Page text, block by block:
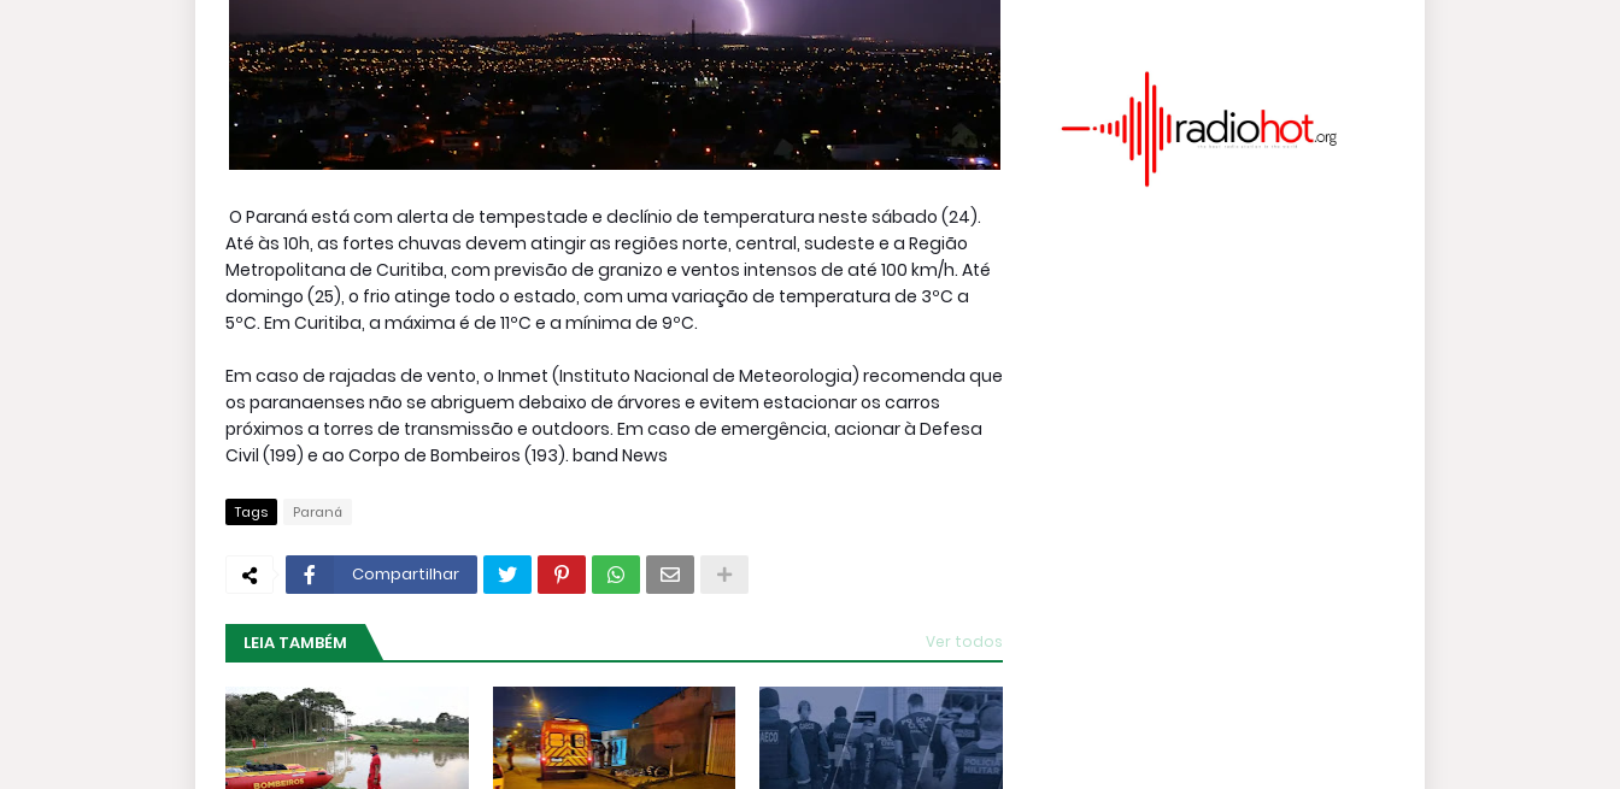
O Paraná está com alerta de tempestade e declínio de temperatura neste sábado (24).
Até às 10h, as fortes chuvas devem atingir as regiões norte, central, sudeste e a Região
Metropolitana de Curitiba, com previsão de granizo e ventos intensos de até 100 km/h. Até
domingo (25), o frio atinge todo o estado, com uma variação de temperatura de 3ºC a
5ºC. Em Curitiba, a máxima é de 11ºC e a mínima de 9ºC.
Em caso de rajadas de vento, o Inmet (Instituto Nacional de Meteorologia) recomenda que
os paranaenses não se abriguem debaixo de árvores e evitem estacionar os carros
próximos a torres de transmissão e outdoors. Em caso de emergência, acionar à Defesa
Civil (199) e ao Corpo de Bombeiros (193). band News
Tags Paraná
Compartilhar
LEIA TAMBÉM Ver todos